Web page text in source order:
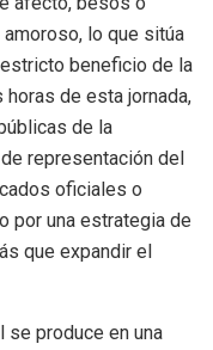
lo que sitúa
beneficio de la
de esta jornada,
de la
representación del
oficiales o
por una estrategia de
que expandir el
se produce en una